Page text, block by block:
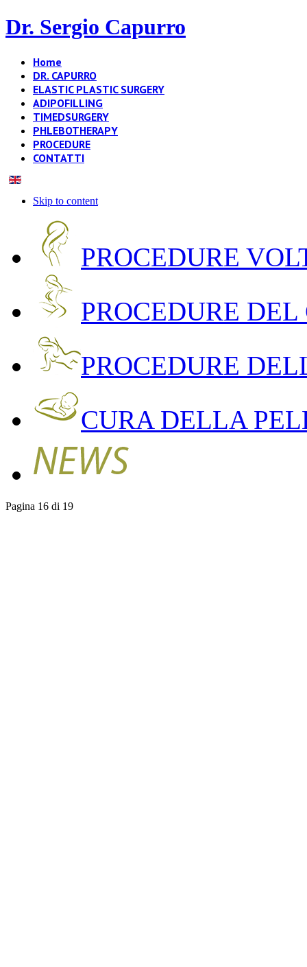
Dr. Sergio Capurro
Home
DR. CAPURRO
ELASTIC PLASTIC SURGERY
ADIPOFILLING
TIMEDSURGERY
PHLEBOTHERAPY
PROCEDURE
CONTATTI
Skip to content
PROCEDURE
PROCEDURE DEL
PROCEDURE
CURA DELLA
Pagina 16 di 19